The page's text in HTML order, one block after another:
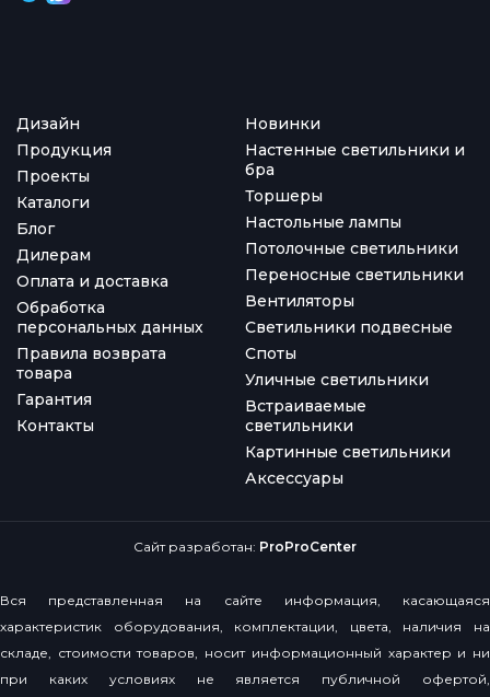
Дизайн
Продукция
Проекты
Каталоги
Блог
Дилерам
Оплата и доставка
Обработка
персональных данных
Правила возврата
товара
Гарантия
Контакты
Новинки
Настенные светильники и
бра
Торшеры
Настольные лампы
Потолочные светильники
Переносные светильники
Вентиляторы
Светильники подвесные
Споты
Уличные светильники
Встраиваемые
светильники
Картинные светильники
Аксессуары
Сайт разработан: ProProCenter
Вся представленная на сайте информация, касающаяся
характеристик оборудования, комплектации, цвета, наличия на
складе, стоимости товаров, носит информационный характер и ни
при каких условиях не является публичной офертой,